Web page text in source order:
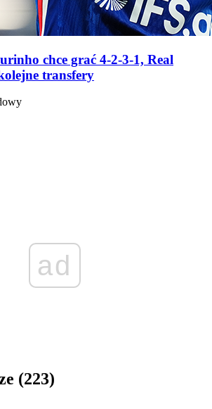
chce grać 4-2-3-1, Real
transfery
ad
(223)